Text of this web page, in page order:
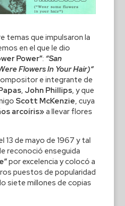
temas que impulsaron la
en el que le dio
Power”: “San
Flowers In Your Hair)“
e integrante de
, John Phillips, y que
Scott McKenzie, cuya
arcoíris»a llevar flores
13 de mayo de 1967 y tal
reconoció enseguida
por excelencia y colocó a
puestos de popularidad
siete millones de copias